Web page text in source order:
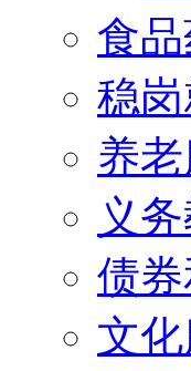
食
稳
养
义
债
文